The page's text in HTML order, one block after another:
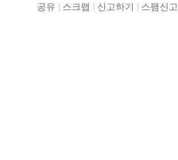
공유 스크랩 신고하기 스팸신고